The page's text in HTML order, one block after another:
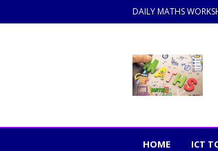
DAILY MATHS
HOME ICT